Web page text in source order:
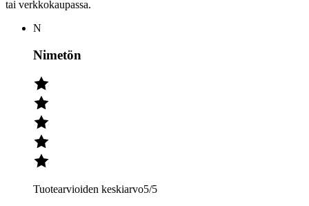
tai verkkokaupassa.
N
Nimetön
Tuotearvioiden keskiarvo5/5